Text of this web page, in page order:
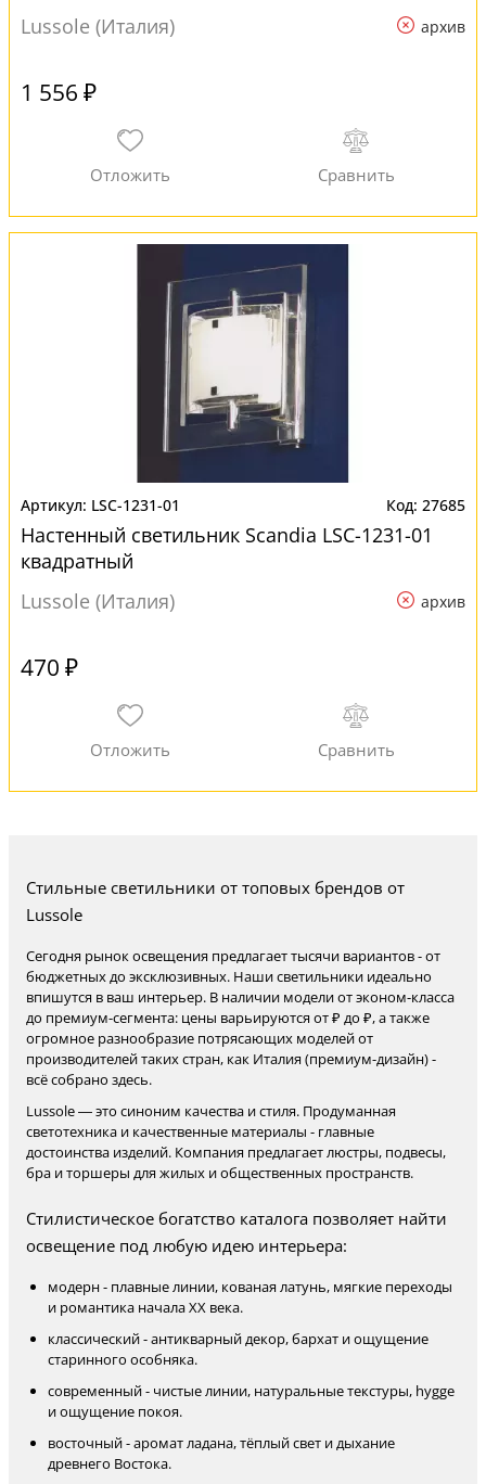
Lussole (Италия)
архив
1 556 ₽
LSC-1231-01 27685
Настенный светильник Scandia LSC-1231-01
квадратный
Lussole (Италия)
архив
470 ₽
Стильные светильники от топовых брендов от
Lussole
Сегодня рынок освещения предлагает тысячи вариантов - от
бюджетных до эксклюзивных. Наши светильники идеально
впишутся в ваш интерьер. В наличии модели от эконом-класса
до премиум-сегмента: цены варьируются от ₽ до ₽, а также
огромное разнообразие потрясающих моделей от
производителей таких стран, как Италия (премиум-дизайн) -
всё собрано здесь.
Lussole — это синоним качества и стиля. Продуманная
светотехника и качественные материалы - главные
достоинства изделий. Компания предлагает люстры, подвесы,
бра и торшеры для жилых и общественных пространств.
Стилистическое богатство каталога позволяет найти
освещение под любую идею интерьера:
модерн - плавные линии, кованая латунь, мягкие переходы
и романтика начала XX века.
классический - антикварный декор, бархат и ощущение
старинного особняка.
современный - чистые линии, натуральные текстуры, hygge
и ощущение покоя.
восточный - аромат ладана, тёплый свет и дыхание
древнего Востока.